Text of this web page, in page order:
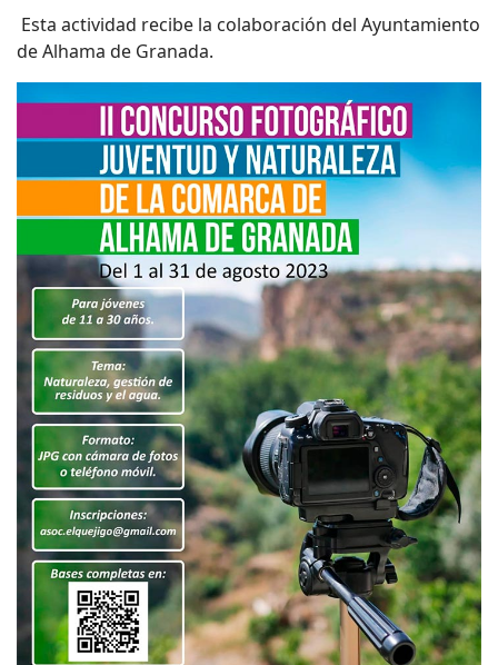
Esta actividad recibe la colaboración del Ayuntamiento
de Alhama de Granada.